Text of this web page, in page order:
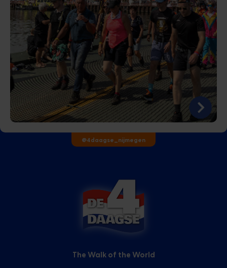
@4daagse_nijmegen
The Walk of the World